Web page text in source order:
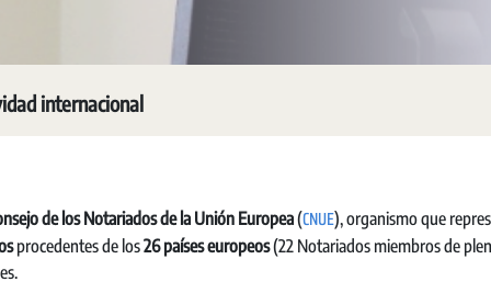
internacional
de los Notariados de la Unión Europea(CNUE), organismo que
procedentes de los26 países europeos(22 Notariados miembros de